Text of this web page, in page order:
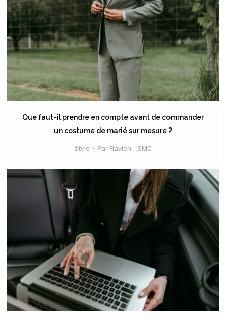
Que faut-il prendre en compte avant de commander
un costume de marié sur mesure ?
Style Par Flavien - JSMC